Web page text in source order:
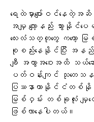
ရေထဲမှာပျော်ဝင်နေတဲ့အ
အမျှ လျော့နည်း သွားနို
လေးလံသတ္တုတွေ ကတော့ မ
စုစည်းနေနိုင်ပြီး အနည်
ချီ အကွာအဝေးအထိ သယ်
ပတ်ဝန်းကျင် သုတေသနတွ
ပြဿနာဟာနိုင်ငံတစ်နို
မြစ်ဝှမ်း တစ်ခုလုံး
ဖြစ်လာနေပါတယ်။